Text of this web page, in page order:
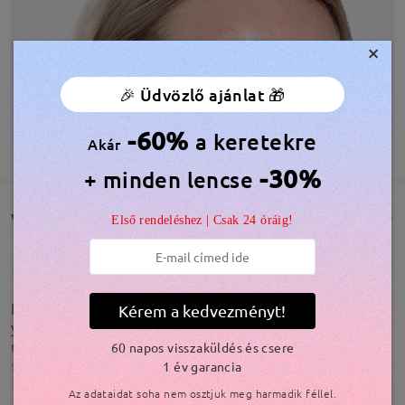
TOVÁBBIAK MEGJELENÍTÉSE
Vásárlói vélemények(1655)
LOVE THESE!! I had been with Pair Eyewear for
years and over the years the prices just kept going
up so I decided to look elsewhere. Not only did I
see fresh new original styles but the transition
lenses make the need for sunglasses obsolete! The
×
🎉 Üdvözlő ajánlat 🎁
Akár -60% a keretekre
+ minden lencse -30%
Első rendeléshez | Csak 24 óráig!
Kérem a kedvezményt!
60 napos visszaküldés és csere
1 év garancia
Az adataidat soha nem osztjuk meg harmadik féllel.